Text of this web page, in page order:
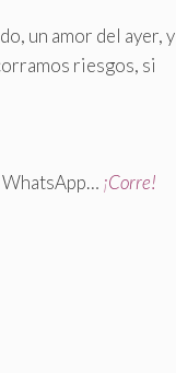
un amor del ayer, y
riesgos, si
WhatsApp… ¡Corre!